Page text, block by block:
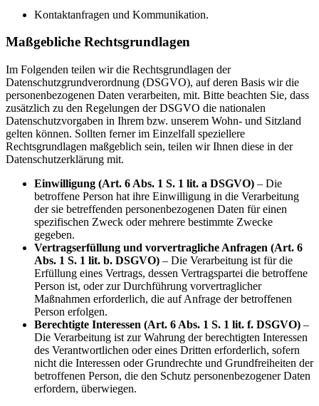
Kontaktanfragen und Kommunikation.
Maßgebliche Rechtsgrundlagen
Im Folgenden teilen wir die Rechtsgrundlagen der
Datenschutzgrundverordnung (DSGVO), auf deren Basis wir die
personenbezogenen Daten verarbeiten, mit. Bitte beachten Sie, dass
zusätzlich zu den Regelungen der DSGVO die nationalen
Datenschutzvorgaben in Ihrem bzw. unserem Wohn- und Sitzland
gelten können. Sollten ferner im Einzelfall speziellere
Rechtsgrundlagen maßgeblich sein, teilen wir Ihnen diese in der
Datenschutzerklärung mit.
Einwilligung (Art. 6 Abs. 1 S. 1 lit. a DSGVO) – Die
betroffene Person hat ihre Einwilligung in die Verarbeitung
der sie betreffenden personenbezogenen Daten für einen
spezifischen Zweck oder mehrere bestimmte Zwecke
gegeben.
Vertragserfüllung und vorvertragliche Anfragen (Art. 6
Abs. 1 S. 1 lit. b. DSGVO) – Die Verarbeitung ist für die
Erfüllung eines Vertrags, dessen Vertragspartei die betroffene
Person ist, oder zur Durchführung vorvertraglicher
Maßnahmen erforderlich, die auf Anfrage der betroffenen
Person erfolgen.
Berechtigte Interessen (Art. 6 Abs. 1 S. 1 lit. f. DSGVO) –
Die Verarbeitung ist zur Wahrung der berechtigten Interessen
des Verantwortlichen oder eines Dritten erforderlich, sofern
nicht die Interessen oder Grundrechte und Grundfreiheiten der
betroffenen Person, die den Schutz personenbezogener Daten
erfordern, überwiegen.